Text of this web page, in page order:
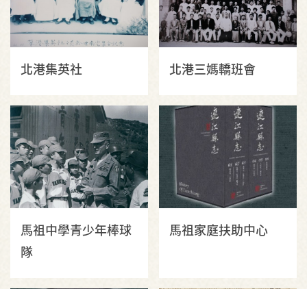
北港集英社 北港三媽轎班會
馬祖中學青少年棒球
隊
馬祖家庭扶助中心